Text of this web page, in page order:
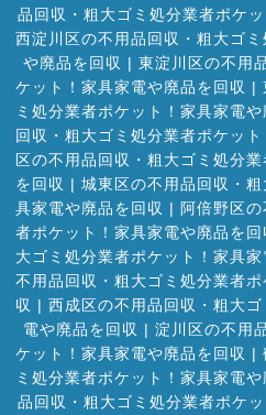
品回収・粗大ゴミ処分業者ポケ
西淀川区の不用品回収・粗大ゴ
や廃品を回収 | 東淀川区の不用
ケット！家具家電や廃品を回収 |
ミ処分業者ポケット！家具家電や
回収・粗大ゴミ処分業者ポケッ
区の不用品回収・粗大ゴミ処分
を回収 | 城東区の不用品回収・
具家電や廃品を回収 | 阿倍野区
者ポケット！家具家電や廃品を回
大ゴミ処分業者ポケット！家具
不用品回収・粗大ゴミ処分業者
収 | 西成区の不用品回収・粗大
電や廃品を回収 | 淀川区の不用
ケット！家具家電や廃品を回収 |
ミ処分業者ポケット！家具家電や
品回収・粗大ゴミ処分業者ポケ